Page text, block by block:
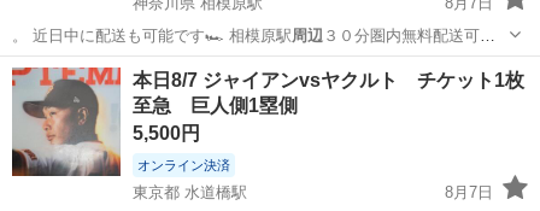
。 近日中に配送も可能です🏎 相模原駅周辺３０分圏内無料配送可🛻
下取りも状態に…
神奈川 相模原市 相模原駅 ホンダ
本日8/7 ジャイアンvsヤクルト チケット1枚
至急 巨人側1塁側
5,500円
オンライン決済
東京都 水道橋駅
8月7日